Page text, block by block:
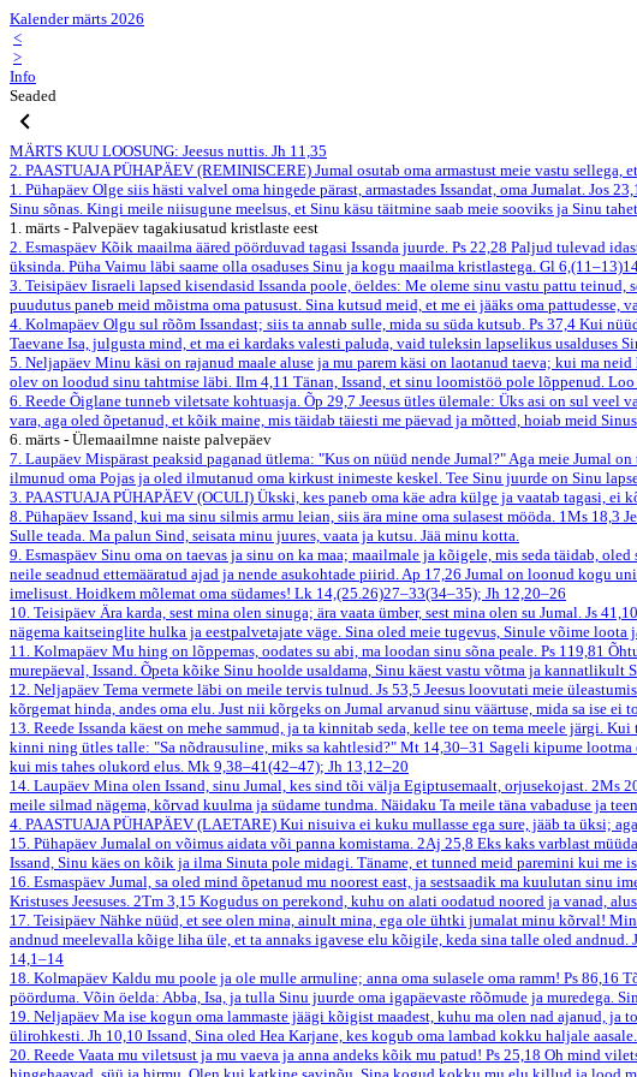
Kalender märts 2026
<
>
Info
Seaded
MÄRTS KUU LOOSUNG: Jeesus nuttis. Jh 11,35
2. PAASTUAJA PÜHAPÄEV (REMINISCERE) Jumal osutab oma armastust meie vastu sellega,
1. Pühapäev Olge siis hästi valvel oma hingede pärast, armastades Issandat, oma Jumalat. Jos
Sinu sõnas. Kingi meile niisugune meelsus, et Sinu käsu täitmine saab meie sooviks ja Sinu
1. märts - Palvepäev tagakiusatud kristlaste eest
2. Esmaspäev Kõik maailma ääred pöörduvad tagasi Issanda juurde. Ps 22,28 Paljud tulevad
üksinda. Püha Vaimu läbi saame olla osaduses Sinu ja kogu maailma kristlastega. Gl
3. Teisipäev Iisraeli lapsed kisendasid Issanda poole, öeldes: Me oleme sinu vastu pattu teinud,
puudutus paneb meid mõistma oma patusust. Sina kutsud meid, et me ei jääks oma pattudesse,
4. Kolmapäev Olgu sul rõõm Issandast; siis ta annab sulle, mida su süda kutsub. Ps 37,4 Kui
Taevane Isa, julgusta mind, et ma ei kardaks valesti paluda, vaid tuleksin lapselikus usalduses
5. Neljapäev Minu käsi on rajanud maale aluse ja mu parem käsi on laotanud taeva; kui ma neid
olev on loodud sinu tahtmise läbi. Ilm 4,11 Tänan, Issand, et sinu loomistöö pole lõppenud.
6. Reede Õiglane tunneb viletsate kohtuasja. Õp 29,7 Jeesus ütles ülemale: Üks asi on sul veel
vara, aga oled õpetanud, et kõik maine, mis täidab täiesti me päevad ja mõtted, hoiab meid
6. märts - Ülemaailmne naiste palvepäev
7. Laupäev Mispärast peaksid paganad ütlema: "Kus on nüüd nende Jumal?" Aga meie Jumal
ilmunud oma Pojas ja oled ilmutanud oma kirkust inimeste keskel. Tee Sinu juurde on Sinu
3. PAASTUAJA PÜHAPÄEV (OCULI) Ükski, kes paneb oma käe adra külge ja vaatab tagasi, ei
8. Pühapäev Issand, kui ma sinu silmis armu leian, siis ära mine oma sulasest mööda. 1Ms 18,3
Sulle teada. Ma palun Sind, seisata minu juures, vaata ja kutsu. Jää minu kotta.
9. Esmaspäev Sinu oma on taevas ja sinu on ka maa; maailmale ja kõigele, mis seda täidab,
neile seadnud ettemääratud ajad ja nende asukohtade piirid.Ap 17,26 Jumal on loonud kogu
imelisust. Hoidkem mõlemat oma südames! Lk 14,(25.26)27–33(34–35); Jh 12,20–26
10. Teisipäev Ära karda, sest mina olen sinuga; ära vaata ümber, sest mina olen su Jumal. Js 41,10
nägema kaitseinglite hulka ja eestpalvetajate väge. Sina oled meie tugevus, Sinule võime loota
11. Kolmapäev Mu hing on lõppemas, oodates su abi, ma loodan sinu sõna peale. Ps 119,81
murepäeval, Issand. Õpeta kõike Sinu hoolde usaldama, Sinu käest vastu võtma ja
12. Neljapäev Tema vermete läbi on meile tervis tulnud. Js 53,5 Jeesus loovutati meie
kõrgemat hinda, andes oma elu. Just nii kõrgeks on Jumal arvanud sinu väärtuse, mida sa ise ei
13. Reede Issanda käest on mehe sammud, ja ta kinnitab seda, kelle tee on tema meele järgi.
kinni ning ütles talle: "Sa nõdrausuline, miks sa kahtlesid?" Mt 14,30–31 Sageli kipume lootma
kui mis tahes olukord elus. Mk 9,38–41(42–47); Jh 13,12–20
14. Laupäev Mina olen Issand, sinu Jumal, kes sind tõi välja Egiptusemaalt, orjusekojast. 2Ms
meile silmad nägema, kõrvad kuulma ja südame tundma. Näidaku Ta meile täna vabaduse ja
4. PAASTUAJA PÜHAPÄEV (LAETARE) Kui nisuiva ei kuku mullasse ega sure, jääb ta üksi;
15. Pühapäev Jumalal on võimus aidata või panna komistama. 2Aj 25,8 Eks kaks varblast
Issand, Sinu käes on kõik ja ilma Sinuta pole midagi. Täname, et tunned meid paremini kui me
16. Esmaspäev Jumal, sa oled mind õpetanud mu noorest east, ja sestsaadik ma kuulutan sinu
Kristuses Jeesuses. 2Tm 3,15 Kogudus on perekond, kuhu on alati oodatud noored ja vanad,
17. Teisipäev Nähke nüüd, et see olen mina, ainult mina, ega ole ühtki jumalat minu kõrval!
andnud meelevalla kõige liha üle, et ta annaks igavese elu kõigile, keda sina talle oled andnud.
14,1–14
18. Kolmapäev Kaldu mu poole ja ole mulle armuline; anna oma sulasele oma ramm! Ps 86,16
pöörduma. Võin öelda: Abba, Isa, ja tulla Sinu juurde oma igapäevaste rõõmude ja muredega.
19. Neljapäev Ma ise kogun oma lammaste jäägi kõigist maadest, kuhu ma olen nad ajanud, ja
ülirohkesti. Jh 10,10 Issand, Sina oled Hea Karjane, kes kogub oma lambad kokku haljale
20. Reede Vaata mu viletsust ja mu vaeva ja anna andeks kõik mu patud! Ps 25,18 Oh mind